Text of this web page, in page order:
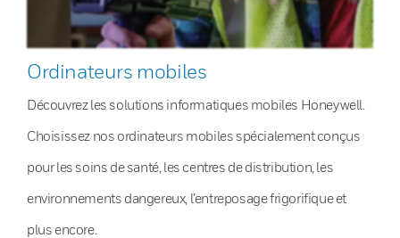
Ordinateurs mobiles
Découvrez les solutions informatiques mobiles Honeywell.
Choisissez nos ordinateurs mobiles spécialement conçus
pour les soins de santé, les centres de distribution, les
environnements dangereux, l’entreposage frigorifique et
plus encore.